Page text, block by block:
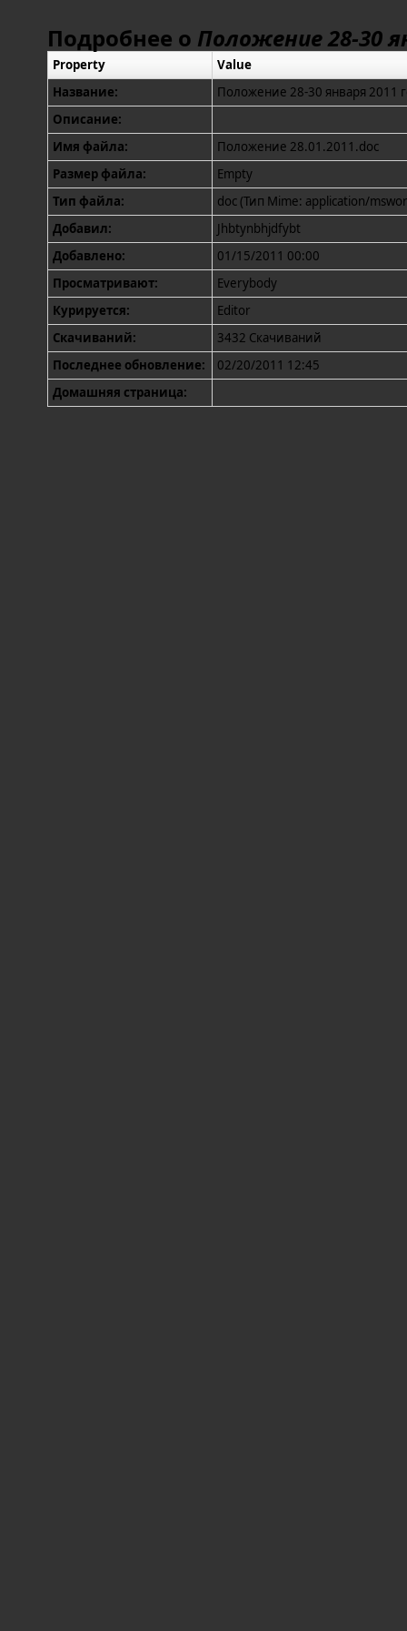
Подробнее о Положение 28-30
Property
Value
Название:
Положение 28-30 января 2011
Описание:
Имя файла:
Положение 28.01.2011.doc
Размер файла:
Empty
Тип файла:
doc (Тип Mime: application/
Добавил:
Jhbtynbhjdfybt
Добавлено:
01/15/2011 00:00
Просматривают:
Everybody
Курируется:
Editor
Скачиваний:
3432 Скачиваний
Последнее обновление:
02/20/2011 12:45
Домашняя страница: